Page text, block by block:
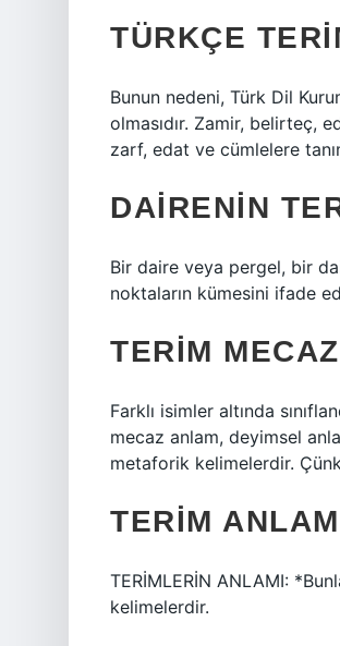
TÜRKÇE
Bunun nedeni, Türk Dil
olmasıdır. Zamir, belirteç,
zarf, edat ve cümlelere
DAIRENIN
Bir daire veya pergel, bir
noktaların kümesini ifade
TERIM
Farklı isimler altında
mecaz anlam, deyimsel
metaforik kelimelerdir.
TERIM
TERİMLERİN ANLAMI:
kelimelerdir.